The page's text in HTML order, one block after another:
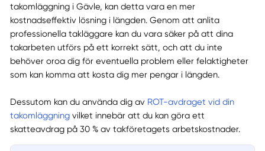
takomläggning i Gävle, kan detta vara en mer
kostnadseffektiv lösning i längden. Genom att anlita
professionella takläggare kan du vara säker på att dina
takarbeten utförs på ett korrekt sätt, och att du inte
behöver oroa dig för eventuella problem eller felaktigheter
som kan komma att kosta dig mer pengar i längden.
Dessutom kan du använda dig av ROT-avdraget vid din
takomläggningvilket innebär att du kan göra ett
skatteavdrag på 30 % av takföretagets arbetskostnader.